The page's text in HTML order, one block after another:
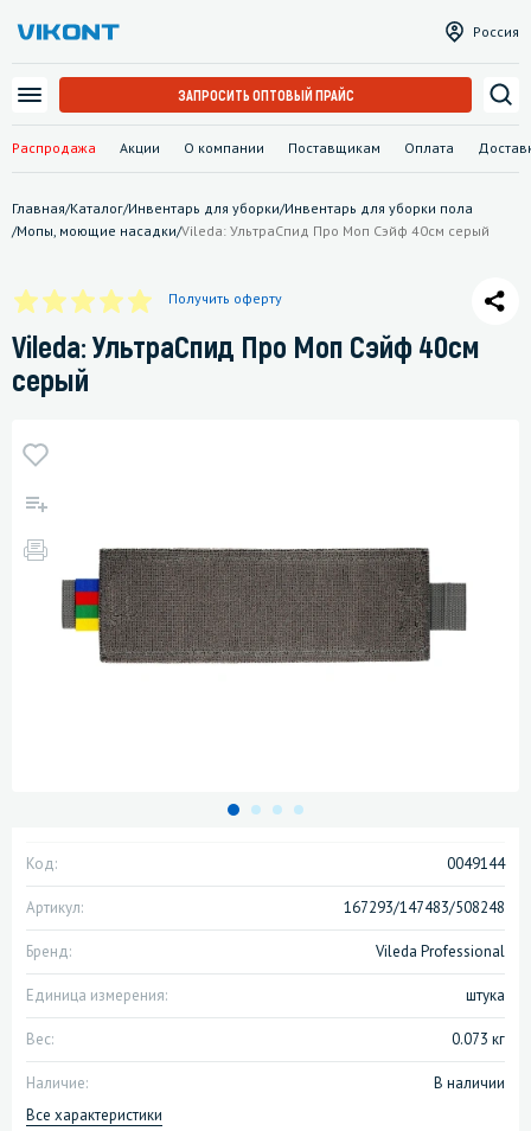
Распродажа Акции О компании Поставщикам Оплата
Россия
ЗАПРОСИТЬ ОПТОВЫЙ ПРАЙС
Главная/Каталог/Инвентарь для уборки/Инвентарь для уборки пола
/Мопы, моющие насадки/Vileda: УльтраСпид Про Моп Сэйф 40см серый
Получить оферту
Vileda: УльтраСпид Про Моп Сэйф 40см
серый
Код: 0049144
Артикул: 167293/147483/508248
Бренд: Vileda Professional
Единица измерения: штука
Вес: 0.073 кг
Наличие:
В наличии
Все характеристики